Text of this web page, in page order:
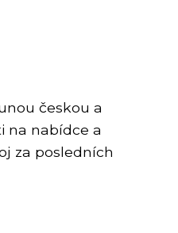
českou a
na nabídce a
za posledních